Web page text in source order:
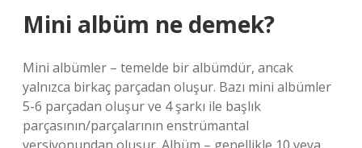
Mini albüm ne demek?
Mini albümler – temelde bir albümdür, ancak
yalnızca birkaç parçadan oluşur. Bazı mini albümler
5-6 parçadan oluşur ve 4 şarkı ile başlık
parçasının/parçalarının enstrümantal